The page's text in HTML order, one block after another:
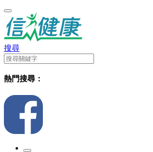
搜尋
熱門搜尋：